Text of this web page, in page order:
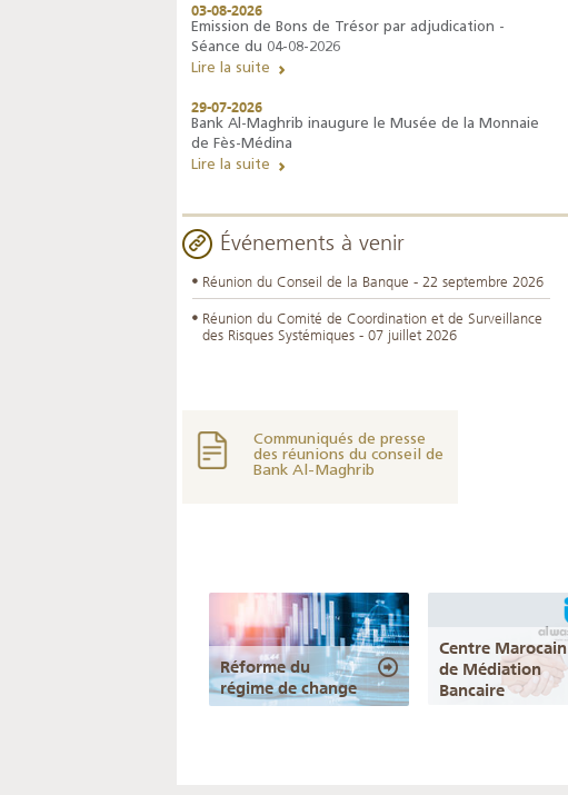
03-08-2026
Emission de Bons de Trésor par adjudication -
Séance du 04-08-2026
Lire la suite
29-07-2026
Bank Al-Maghrib inaugure le Musée de la Monnaie
de Fès-Médina
Lire la suite
Événements à venir
Réunion du Conseil de la Banque - 22 septembre 2026
Réunion du Comité de Coordination et de Surveillance
des Risques Systémiques - 07 juillet 2026
Communiqués de presse
des réunions du conseil de
Bank Al-Maghrib
Réforme du
régime de change
Centre Marocain
de Médiation
Bancaire